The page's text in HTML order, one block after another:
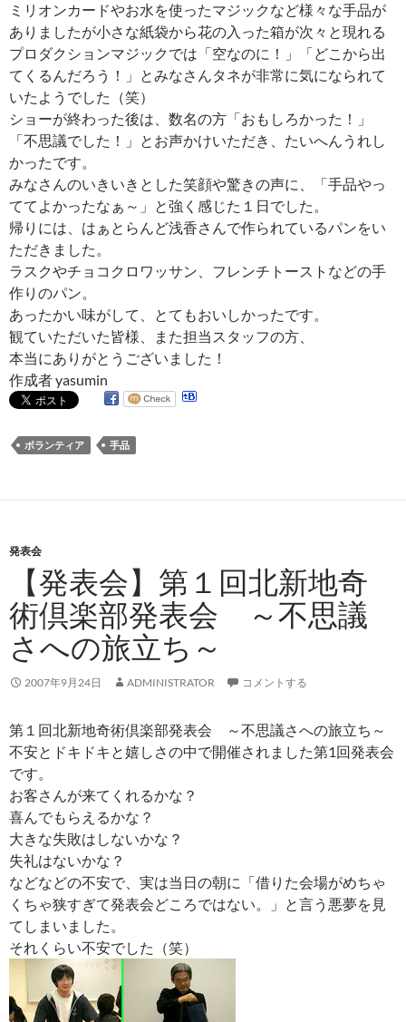
ミリオンカードやお水を使ったマジックなど様々な手品が
ありましたが小さな紙袋から花の入った箱が次々と現れる
プロダクションマジックでは「空なのに！」「どこから出
てくるんだろう！」とみなさんタネが非常に気になられて
いたようでした（笑）
ショーが終わった後は、数名の方「おもしろかった！」
「不思議でした！」とお声かけいただき、たいへんうれし
かったです。
みなさんのいきいきとした笑顔や驚きの声に、「手品やっ
ててよかったなぁ～」と強く感じた１日でした。
帰りには、はぁとらんど浅香さんで作られているパンをい
ただきました。
ラスクやチョコクロワッサン、フレンチトーストなどの手
作りのパン。
あったかい味がして、とてもおいしかったです。
観ていただいた皆様、また担当スタッフの方、
本当にありがとうございました！
作成者 yasumin
ボランティア 手品
発表会
【発表会】第１回北新地奇
術倶楽部発表会 ～不思議
さへの旅立ち～
2007年9月24日 ADMINISTRATOR コメントする
第１回北新地奇術倶楽部発表会 ～不思議さへの旅立ち～
不安とドキドキと嬉しさの中で開催されました第1回発表会
です。
お客さんが来てくれるかな？
喜んでもらえるかな？
大きな失敗はしないかな？
失礼はないかな？
などなどの不安で、実は当日の朝に「借りた会場がめちゃ
くちゃ狭すぎて発表会どころではない。」と言う悪夢を見
てしまいました。
それくらい不安でした（笑）